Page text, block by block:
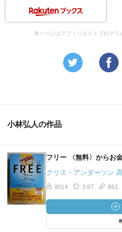
■ブロックチェーンの根幹は「人
ビットコインを例に＞ ブロッ
れるものとして最も重要なこ
P2Pネットワーク（端末同士が対
データや機能を相互に利用しあ
・ネットワーク上には「台帳」
・改竄されないよう、トランザ
クを形成し、それをハッシュと
し、鎖状のつなげていく
・ナンスの計算が終え正しいこと
トワークに共有され、新たなト
計算に取り組む こうして連鎖上
・そのため、改竄しようとする
本ページはアフィリエイトプログラ
小林弘人の作品
フリー 〈無料〉からお
クリス・アンダーソン
9014 3.87 861